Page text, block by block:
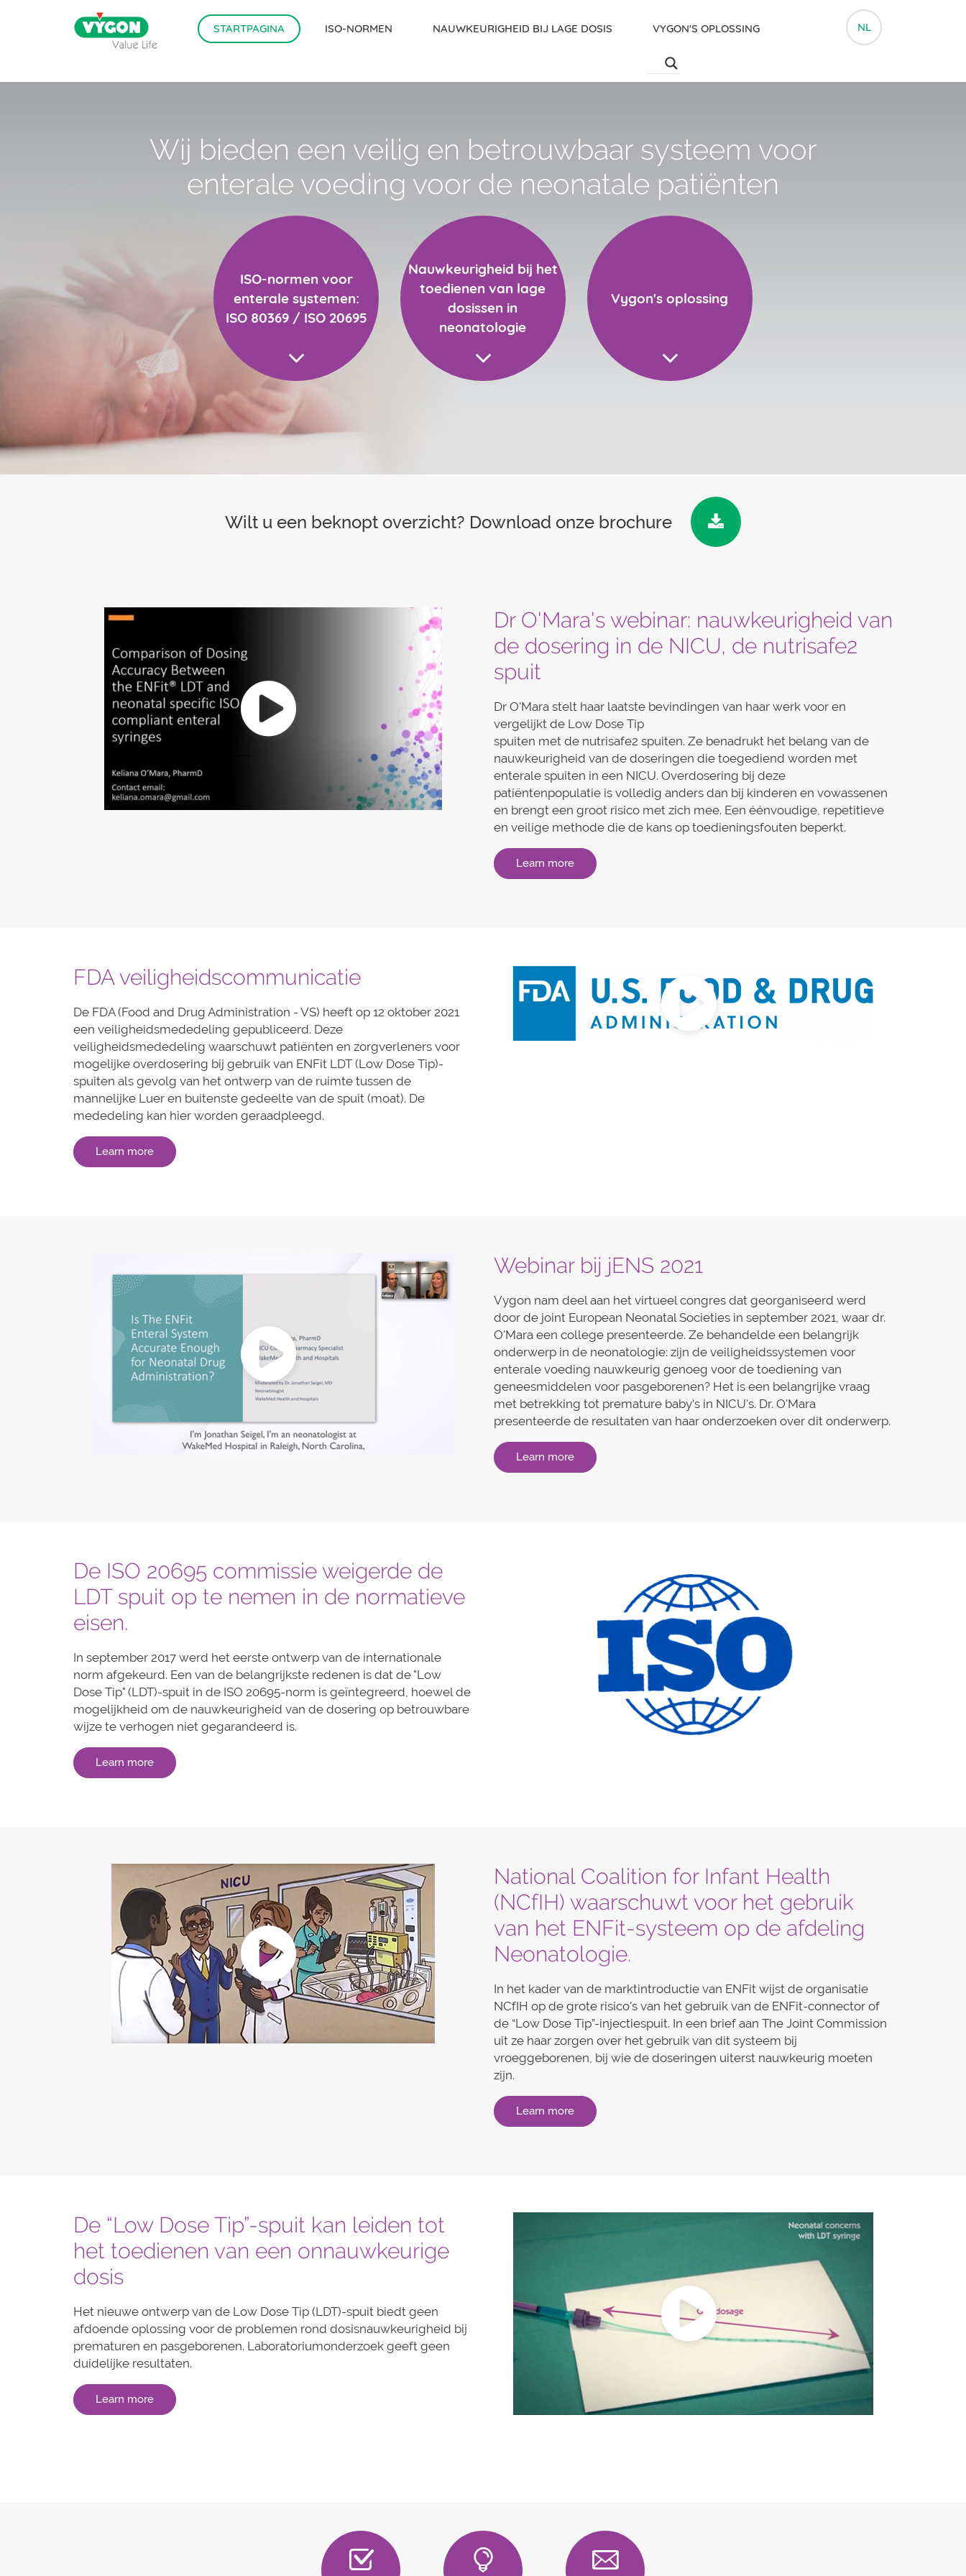
STARTPAGINA ISO-NORMEN NAUWKEURIGHEID BIJ LAGE DOSIS VYGON'S OPLOSSING NL
Wij bieden een veilig en betrouwbaar systeem voor
enterale voeding voor de neonatale patiënten
ISO-normen voor
enterale systemen:
ISO 80369 / ISO 20695
Nauwkeurigheid bij het
toedienen van lage
dosissen in
neonatologie
Vygon's oplossing
Wilt u een beknopt overzicht? Download onze brochure
Dr O'Mara's webinar: nauwkeurigheid van
de dosering in de NICU, de nutrisafe2
spuit
Dr O'Mara stelt haar laatste bevindingen van haar werk voor en
vergelijkt de Low Dose Tip
spuiten met de nutrisafe2 spuiten. Ze benadrukt het belang van de
nauwkeurigheid van de doseringen die toegediend worden met
enterale spuiten in een NICU. Overdosering bij deze
patiëntenpopulatie is volledig anders dan bij kinderen en vowassenen
en brengt een groot risico met zich mee. Een éénvoudige, repetitieve
en veilige methode die de kans op toedieningsfouten beperkt.
Learn more
FDA veiligheidscommunicatie
De FDA (Food and Drug Administration - VS) heeft op 12 oktober 2021
een veiligheidsmededeling gepubliceerd. Deze
veiligheidsmededeling waarschuwt patiënten en zorgverleners voor
mogelijke overdosering bij gebruik van ENFit LDT (Low Dose Tip)-
spuiten als gevolg van het ontwerp van de ruimte tussen de
mannelijke Luer en buitenste gedeelte van de spuit (moat). De
mededeling kan hier worden geraadpleegd.
Learn more
Webinar bij jENS 2021
Vygon nam deel aan het virtueel congres dat georganiseerd werd
door de joint European Neonatal Societies in september 2021, waar dr.
O'Mara een college presenteerde. Ze behandelde een belangrijk
onderwerp in de neonatologie: zijn de veiligheidssystemen voor
enterale voeding nauwkeurig genoeg voor de toediening van
geneesmiddelen voor pasgeborenen? Het is een belangrijke vraag
met betrekking tot premature baby’s in NICU's. Dr. O'Mara
presenteerde de resultaten van haar onderzoeken over dit onderwerp.
Learn more
De ISO 20695 commissie weigerde de
LDT spuit op te nemen in de normatieve
eisen.
In september 2017 werd het eerste ontwerp van de internationale
norm afgekeurd. Een van de belangrijkste redenen is dat de "Low
Dose Tip" (LDT)-spuit in de ISO 20695-norm is geïntegreerd, hoewel de
mogelijkheid om de nauwkeurigheid van de dosering op betrouwbare
wijze te verhogen niet gegarandeerd is.
Learn more
National Coalition for Infant Health
(NCfIH) waarschuwt voor het gebruik
van het ENFit-systeem op de afdeling
Neonatologie.
In het kader van de marktintroductie van ENFit wijst de organisatie
NCfIH op de grote risico's van het gebruik van de ENFit-connector of
de “Low Dose Tip”-injectiespuit. In een brief aan The Joint Commission
uit ze haar zorgen over het gebruik van dit systeem bij
vroeggeborenen, bij wie de doseringen uiterst nauwkeurig moeten
zijn.
Learn more
De “Low Dose Tip”-spuit kan leiden tot
het toedienen van een onnauwkeurige
dosis
Het nieuwe ontwerp van de Low Dose Tip (LDT)-spuit biedt geen
afdoende oplossing voor de problemen rond dosisnauwkeurigheid bij
prematuren en pasgeborenen. Laboratoriumonderzoek geeft geen
duidelijke resultaten.
Learn more